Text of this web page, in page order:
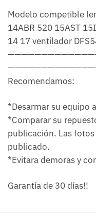
Modelo competible
14ABR 520 15AST
14 17 ventilador
Recomendamos:
*Desarmar su equipo
*Comparar su
publicación. Las
publicado.
*Evitara demoras y
Garantía de 30 días!!